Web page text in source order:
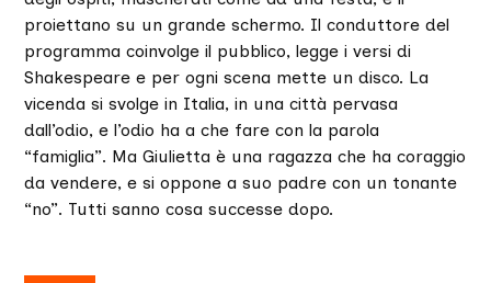
proiettano su un grande schermo. Il conduttore del
programma coinvolge il pubblico, legge i versi di
Shakespeare e per ogni scena mette un disco. La
vicenda si svolge in Italia, in una città pervasa
dall’odio, e l’odio ha a che fare con la parola
“famiglia”. Ma Giulietta è una ragazza che ha coraggio
da vendere, e si oppone a suo padre con un tonante
“no”. Tutti sanno cosa successe dopo.